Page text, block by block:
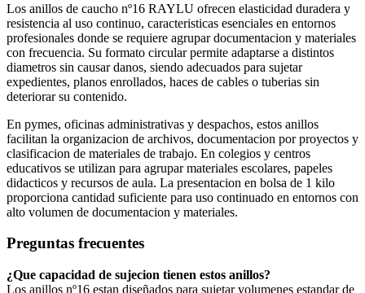
Los anillos de caucho nº16 RAYLU ofrecen elasticidad duradera y
resistencia al uso continuo, caracteristicas esenciales en entornos
profesionales donde se requiere agrupar documentacion y materiales
con frecuencia. Su formato circular permite adaptarse a distintos
diametros sin causar danos, siendo adecuados para sujetar
expedientes, planos enrollados, haces de cables o tuberias sin
deteriorar su contenido.
En pymes, oficinas administrativas y despachos, estos anillos
facilitan la organizacion de archivos, documentacion por proyectos y
clasificacion de materiales de trabajo. En colegios y centros
educativos se utilizan para agrupar materiales escolares, papeles
didacticos y recursos de aula. La presentacion en bolsa de 1 kilo
proporciona cantidad suficiente para uso continuado en entornos con
alto volumen de documentacion y materiales.
Preguntas frecuentes
¿Que capacidad de sujecion tienen estos anillos?
Los anillos nº16 estan diseñados para sujetar volumenes estandar de